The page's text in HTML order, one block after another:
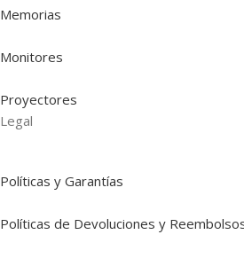
Memorias
Monitores
Proyectores
Legal
Políticas y Garantías
Políticas de Devoluciones y